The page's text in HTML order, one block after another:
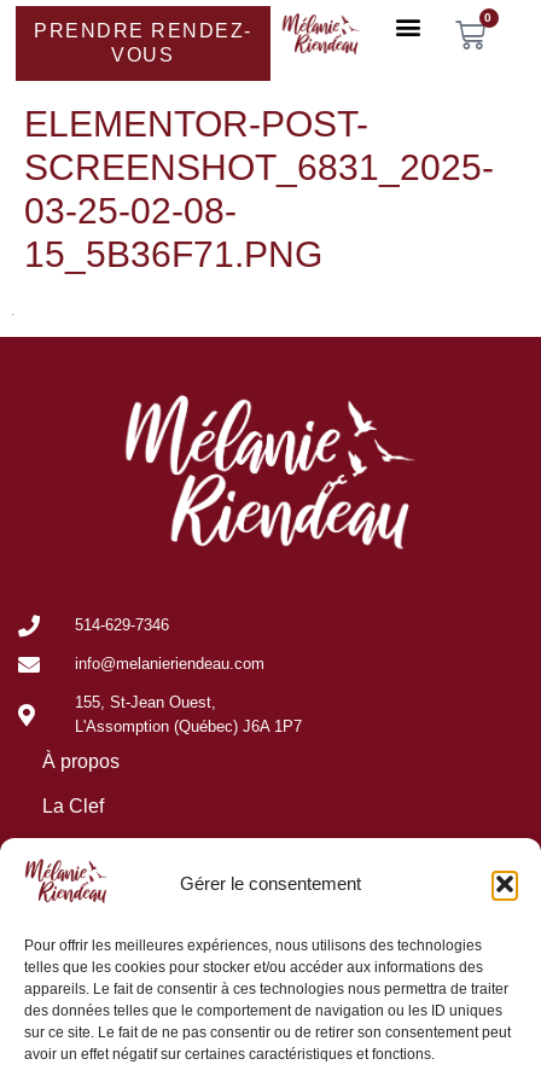
Gérer le consentement
Pour offrir les meilleures expériences, nous utilisons des technologies
telles que les cookies pour stocker et/ou accéder aux informations des
appareils. Le fait de consentir à ces technologies nous permettra de traiter
des données telles que le comportement de navigation ou les ID uniques
sur ce site. Le fait de ne pas consentir ou de retirer son consentement peut
avoir un effet négatif sur certaines caractéristiques et fonctions.
PRENDRE RENDEZ-
VOUS
0
ELEMENTOR-POST-
SCREENSHOT_6831_2025-
03-25-02-08-
15_5B36F71.PNG
514-629-7346
info@melanieriendeau.com
155, St-Jean Ouest,
L'Assomption (Québec) J6A 1P7
À propos
La Clef
Retraites
Conditions générales de vente
Conditions d’utilisation
Politique de confidentialité